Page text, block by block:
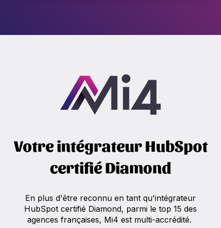
Votre intégrateur HubSpot
certifié Diamond
En plus d'être reconnu en tant qu'intégrateur
HubSpot certifié Diamond, parmi le top 15 des
agences françaises, Mi4 est multi-accrédité.